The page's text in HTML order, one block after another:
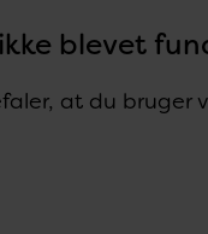
blevet
at du bruger